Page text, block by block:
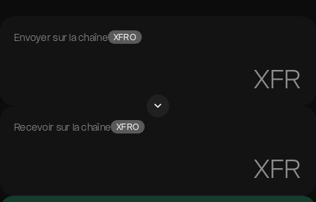
Envoyer sur la chaîne XFRO
XFR
Recevoir sur la chaîne XFRO
XFR